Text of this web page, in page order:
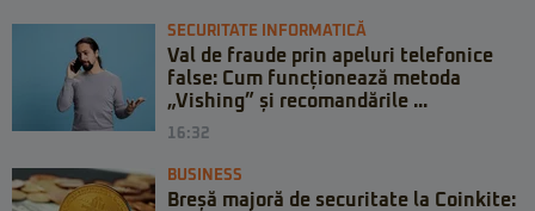
SECURITATE INFORMATICĂ
Val de fraude prin apeluri telefonice
false: Cum funcționează metoda
„Vishing” și recomandările ...
16:32
BUSINESS
Breșă majoră de securitate la Coinkite: